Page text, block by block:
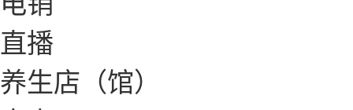
直播
养生店（馆）